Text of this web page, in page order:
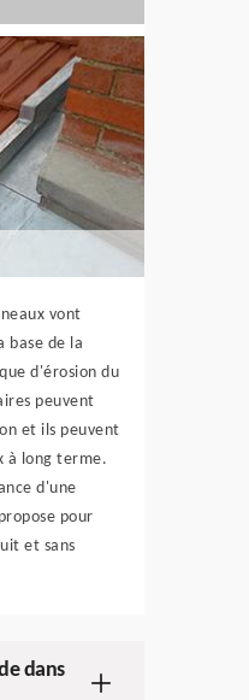
vont
base de la
d'érosion du
peuvent
et ils peuvent
à long terme.
d'une
pour
et sans
dans